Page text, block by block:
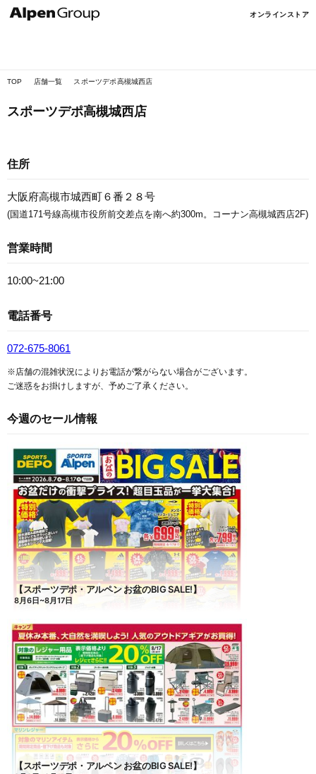
オンラインストア
TOP 店舗一覧 スポーツデポ高槻城西店
スポーツデポ高槻城西店
住所
大阪府高槻市城西町６番２８号
(国道171号線高槻市役所前交差点を南へ約300m。コーナン高槻城西店2F)
営業時間
10:00~21:00
電話番号
072-675-8061
※店舗の混雑状況によりお電話が繋がらない場合がございます。
ご迷惑をお掛けしますが、予めご了承ください。
今週のセール情報